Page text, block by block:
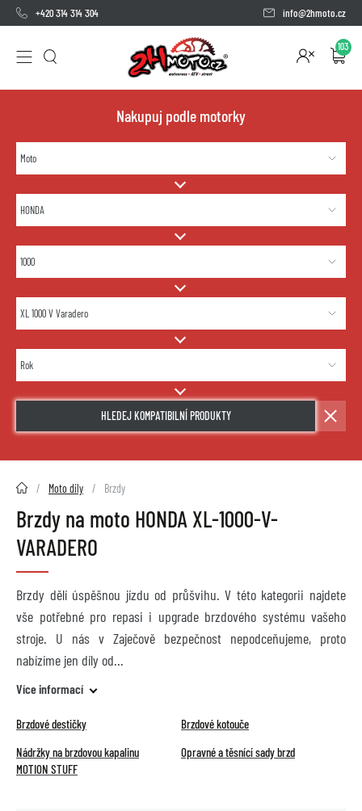
+420 314 314 304 info@2hmoto.cz
103
Nakupuj podle motorky
HLEDEJ KOMPATIBILNÍ PRODUKTY
2HMOTO.cz Moto díly Brzdy
Brzdy na moto HONDA XL-1000-V-
VARADERO
Brzdy dělí úspěšnou jízdu od průšvihu. V této kategorii najdete
vše potřebné pro repasi i upgrade brzdového systému vašeho
stroje. U nás v Zaječově bezpečnost nepodceňujeme, proto
nabízíme jen díly od
Více informací
Brzdové destičky
Brzdové kotouče
Nádržky na brzdovou kapalinu
MOTION STUFF
Opravné a těsnící sady brzd